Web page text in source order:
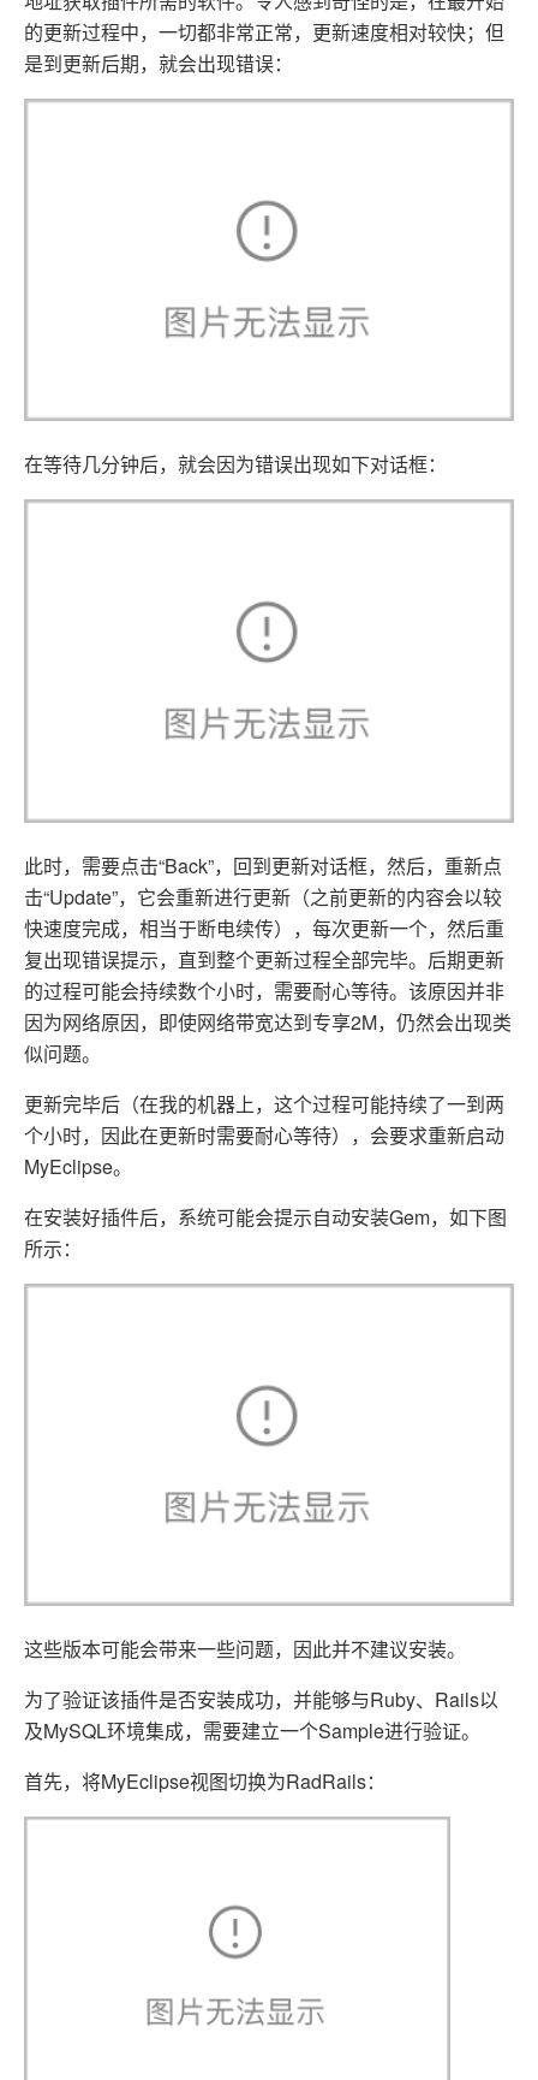
的更新过程中，一切都非常正常，更新速度相对较快；但
是到更新后期，就会出现错误：
在等待几分钟后，就会因为错误出现如下对话框：
此时，需要点击“Back”，回到更新对话框，然后，重新点
击“Update”，它会重新进行更新（之前更新的内容会以较
快速度完成，相当于断电续传），每次更新一个，然后重
复出现错误提示，直到整个更新过程全部完毕。后期更新
的过程可能会持续数个小时，需要耐心等待。该原因并非
因为网络原因，即使网络带宽达到专享2M，仍然会出现类
似问题。
更新完毕后（在我的机器上，这个过程可能持续了一到两
个小时，因此在更新时需要耐心等待），会要求重新启动
MyEclipse。
在安装好插件后，系统可能会提示自动安装Gem，如下图
所示：
这些版本可能会带来一些问题，因此并不建议安装。
为了验证该插件是否安装成功，并能够与Ruby、Rails以
及MySQL环境集成，需要建立一个Sample进行验证。
首先，将MyEclipse视图切换为RadRails：